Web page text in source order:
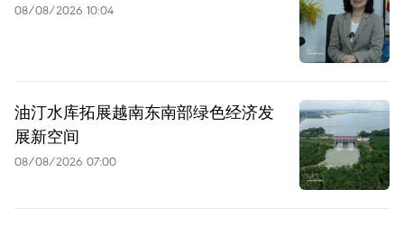
08/08/2026 10:04
油汀水库拓展越南东南部绿色经济发
展新空间
08/08/2026 07:00